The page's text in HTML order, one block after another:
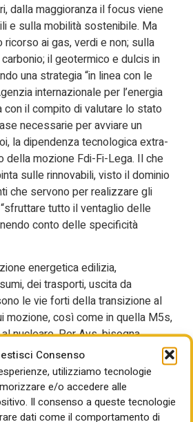
Consenso
utilizziamo tecnologie
e/o accedere alle
Il consenso a queste tecnologie
dati come il comportamento di
dalla maggioranza il focus viene
e sulla mobilità sostenibile. Ma
ai gas, verdi e non; sulla
il geotermico e dulcis in
una strategia “in linea con le
internazionale per l’energia
con il compito di valutare lo stato
necessarie per avviare un
la dipendenza tecnologica extra-
della mozione Fdi-Fi-Lega. Il che
sulle rinnovabili, visto il dominio
che servono per realizzare gli
tutto il ventaglio delle
conto delle specificità
energetica edilizia,
dei trasporti, uscita da
le vie forti della transizione al
mozione, così come in quella M5s,
nucleare. Per Avs, bisogna
di nuove infrastrutture di
con una rapida e necessaria
a garantire che
Piano nazionale integrato per
tutti i piani di sviluppo